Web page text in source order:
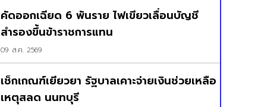
คัดออกเฉียด 6 พันราย ไฟเขียวเลื่อนบัญชี
สำรองขึ้นข้าราชการแทน
09 ส.ค. 2569
เช็กเกณฑ์เยียวยา รัฐบาลเคาะจ่ายเงินช่วยเหลือ
เหตุสลด นนทบุรี